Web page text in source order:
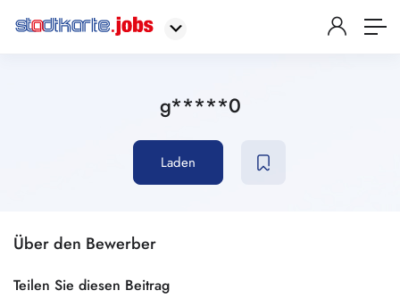
g*****0
Laden
Über den Bewerber
Teilen Sie diesen Beitrag